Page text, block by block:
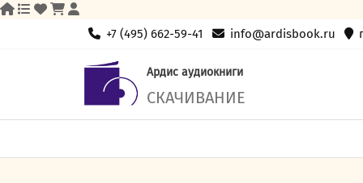
+7 (495) 662-59-41 info@ardisbook.ru
Ардис аудиокниги
СКАЧИВАНИЕ